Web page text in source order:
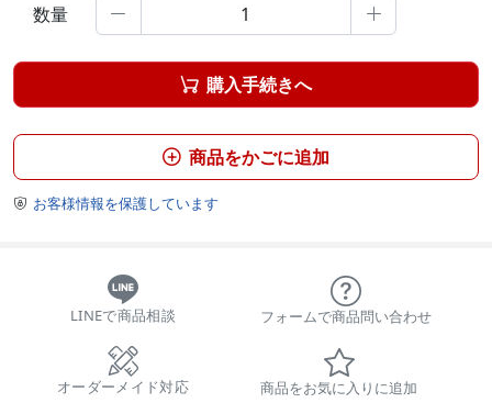
数量  
 購入手続きへ
 商品をかごに追加
 お客様情報を保護しています
LINEで商品相談 フォームで商品問い合わせ
オーダーメイド対応 商品をお気に入りに追加